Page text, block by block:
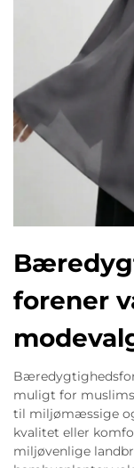
forener
muligt for
til miljømæssige
kvalitet eller
miljøvenlige